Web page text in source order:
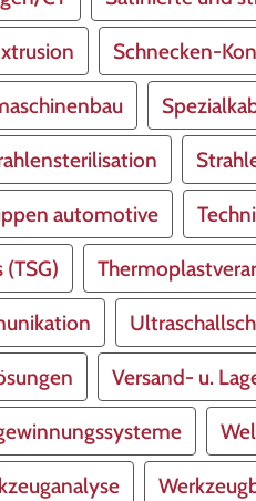
Schnecken-
automotive
Versand- u.